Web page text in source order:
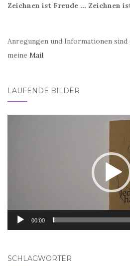
Zeichnen ist Freude ... Zeichnen
Anregungen und Informationen
meine Mail
LAUFENDE BILDER
00:00
SCHLAGWÖRTER